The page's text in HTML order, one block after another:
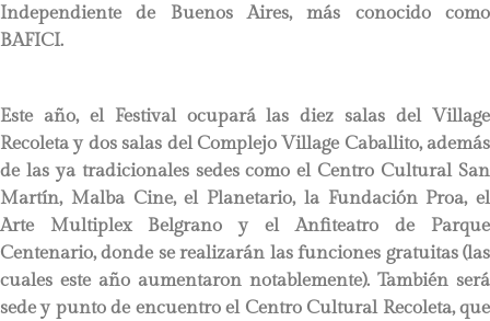
Independiente de Buenos Aires, más conocido como
BAFICI.
Este año, el Festival ocupará las diez salas del Village
Recoleta y dos salas del Complejo Village Caballito, además
de las ya tradicionales sedes como el Centro Cultural San
Martín, Malba Cine, el Planetario, la Fundación Proa, el
Arte Multiplex Belgrano y el Anfiteatro de Parque
Centenario, donde se realizarán las funciones gratuitas (las
cuales este año aumentaron notablemente). También será
sede y punto de encuentro el Centro Cultural Recoleta, que